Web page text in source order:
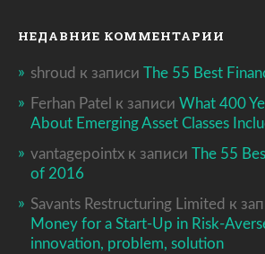
НЕДАВНИЕ КОММЕНТАРИИ
shroud к записи The 55 Best
Ferhan Patel к записи What 400
About Emerging Asset Classes
vantagepointx к записи The 55
of 2016
Savants Restructuring Limited к
Money for a Start-Up in Risk-
innovation, problem, solution